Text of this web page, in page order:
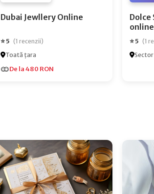
Dubai Jewllery Online
⭐ 5 (1 recenzii)
Toată țara
De la 480 RON
online
⭐ 5 (1
Sector